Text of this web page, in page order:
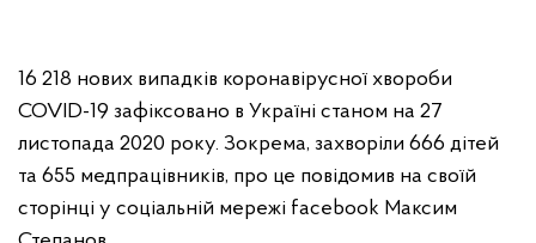
16 218 нових випадків коронавірусної хвороби
COVID-19 зафіксовано в Україні станом на 27
листопада 2020 року. Зокрема, захворіли 666 дітей
та 655 медпрацівників, про це повідомив на своїй
сторінці у соціальній мережі facebook Максим